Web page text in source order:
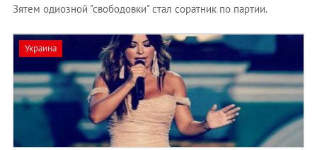
Зятем одиозной "свободовки" стал соратник по партии.
Украина